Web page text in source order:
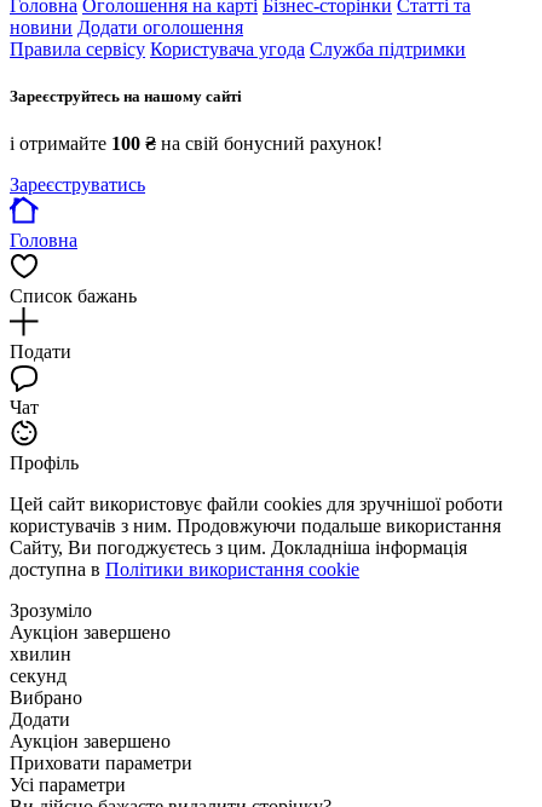
Головна Оголошення на карті Бізнес-сторінки Статті та
новини Додати оголошення
Правила сервісу Користувача угода Служба підтримки
Зареєструйтесь на нашому сайті
і отримайте 100 ₴ на свій бонусний рахунок!
Зареєструватись
Головна
Список бажань
Подати
Чат
Профіль
Цей сайт використовує файли cookies для зручнішої роботи
користувачів з ним. Продовжуючи подальше використання
Сайту, Ви погоджуєтесь з цим. Докладніша інформація
доступна в Політики використання cookie
Зрозуміло
Аукціон завершено
хвилин
секунд
Вибрано
Додати
Аукціон завершено
Приховати параметри
Усі параметри